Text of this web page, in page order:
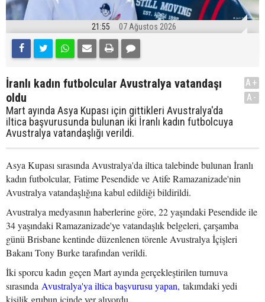
21:55 07 Ağustos 2026
İranlı kadın futbolcular Avustralya vatandaşı
oldu
Mart ayında Asya Kupası için gittikleri Avustralya'da
iltica başvurusunda bulunan iki İranlı kadın futbolcuya
Avustralya vatandaşlığı verildi.
A+
A-
Asya Kupası sırasında Avustralya'da iltica talebinde bulunan İranlı
kadın futbolcular, Fatime Pesendide ve Atife Ramazanizade'nin
Avustralya vatandaşlığına kabul edildiği bildirildi.
Avustralya medyasının haberlerine göre, 22 yaşındaki Pesendide ile
34 yaşındaki Ramazanizade'ye vatandaşlık belgeleri, çarşamba
günü Brisbane kentinde düzenlenen törenle Avustralya İçişleri
Bakanı Tony Burke tarafından verildi.
İki sporcu kadın geçen Mart ayında gerçekleştirilen turnuva
sırasında Avustralya'ya iltica başvurusu yapan, takımdaki yedi
kişilik grubun içinde yer alıyordu.